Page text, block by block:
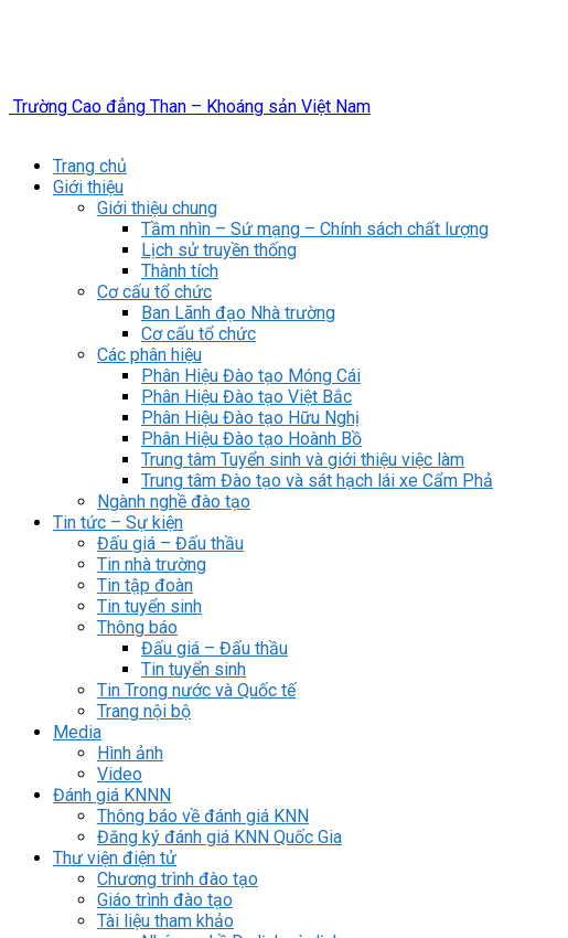
Trường Cao đẳng Than – Khoáng sản Việt Nam
Trang chủ
Giới thiệu
Giới thiệu chung
Tầm nhìn – Sứ mạng – Chính sách chất lượng
Lịch sử truyền thống
Thành tích
Cơ cấu tổ chức
Ban Lãnh đạo Nhà trường
Cơ cấu tổ chức
Các phân hiệu
Phân Hiệu Đào tạo Móng Cái
Phân Hiệu Đào tạo Việt Bắc
Phân Hiệu Đào tạo Hữu Nghị
Phân Hiệu Đào tạo Hoành Bồ
Trung tâm Tuyển sinh và giới thiệu việc làm
Trung tâm Đào tạo và sát hạch lái xe Cẩm Phả
Ngành nghề đào tạo
Tin tức – Sự kiện
Đấu giá – Đấu thầu
Tin nhà trường
Tin tập đoàn
Tin tuyển sinh
Thông báo
Đấu giá – Đấu thầu
Tin tuyển sinh
Tin Trong nước và Quốc tế
Trang nội bộ
Media
Hình ảnh
Video
Đánh giá KNNN
Thông báo về đánh giá KNN
Đăng ký đánh giá KNN Quốc Gia
Thư viện điện tử
Chương trình đào tạo
Giáo trình đào tạo
Tài liệu tham khảo